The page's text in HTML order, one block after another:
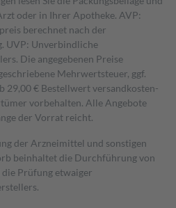
oder in Ihrer Apotheke. AVP:
berechnet nach der
UVP: Unverbindliche
Die angegebenen Preise
Mehrwertsteuer, ggf.
29,00 € Bestell­wert versand­kosten­
vorbehalten. Alle Angebote
der Vorrat reicht.
der Arzneimittel und sonstigen
beinhaltet die Durchführung von
Prüfung etwaiger